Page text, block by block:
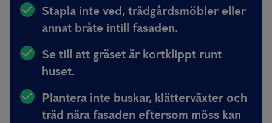
Stapla inte ved, trädgårdsmöbler eller
annat bråte intill fasaden.
Se till att gräset är kortklippt runt
huset.
Plantera inte buskar, klätterväxter och
träd nära fasaden eftersom möss kan